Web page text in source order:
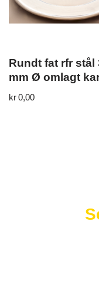
Rundt fat rfr stål
mm Ø omlagt
kr0,00